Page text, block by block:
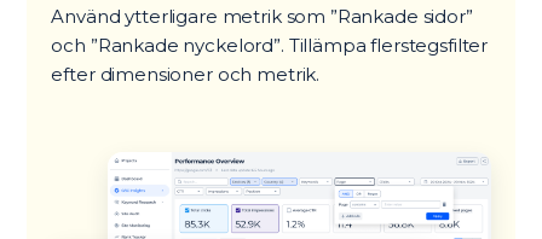
Använd ytterligare metrik som ”Rankade sidor”
och ”Rankade nyckelord”. Tillämpa flerstegsfilter
efter dimensioner och metrik.